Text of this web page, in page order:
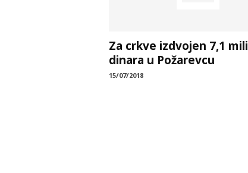
Za crkve izdvojen 7,1
dinara u Požarevcu
15/07/2018